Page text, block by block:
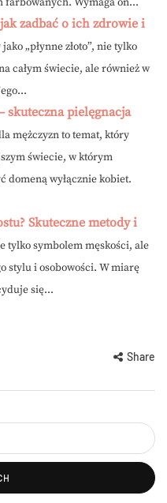
farbowanych. Wymaga on...
zadbać o ich zdrowie i
„płynne złoto”, nie tylko
całym świecie, ale również w
skuteczna pielęgnacja
mężczyzn to temat, który
świecie, w którym
domeną wyłącznie kobiet.
Skuteczne metody i
tylko symbolem męskości, ale
stylu i osobowości. W miarę
się...
Share